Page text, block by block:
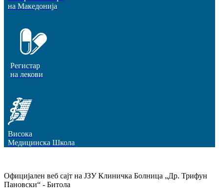
на Македонија
Регистар
на лекови
Висока
Медицинска Школа
Официјален веб сајт на ЈЗУ Клиничка Болница „Др. Трифун
Пановски“ - Битола